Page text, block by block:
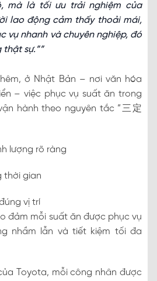
mà là tối ưu trải nghiệm của
lao động cảm thấy thoải mái,
vụ nhanh và chuyên nghiệp, đó
thật sự.”
ở Nhật Bản – nơi văn hóa
– việc phục vụ suất ăn trong
hành theo nguyên tắc “三定
lượng rõ ràng
thời gian
vị trí
đảm mỗi suất ăn được phục vụ
nhầm lẫn và tiết kiệm tối đa
Toyota, mỗi công nhân được